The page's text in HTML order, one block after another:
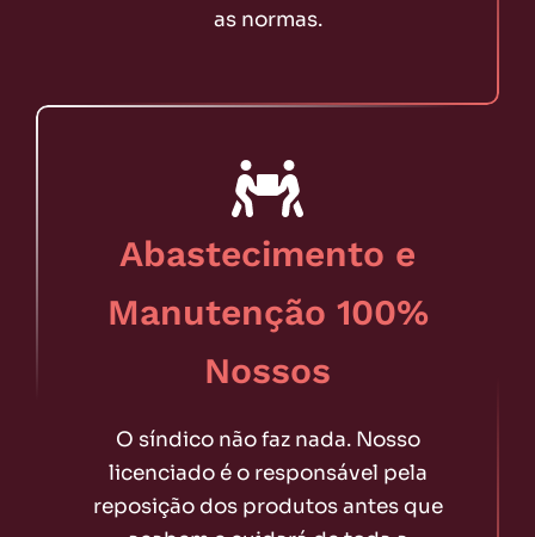
as normas.
Abastecimento e
Manutenção 100%
Nossos
O síndico não faz nada. Nosso
licenciado é o responsável pela
reposição dos produtos antes que